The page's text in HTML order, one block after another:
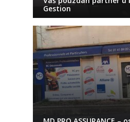
Gestion